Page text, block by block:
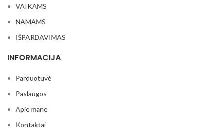
VAIKAMS
NAMAMS
IŠPARDAVIMAS
INFORMACIJA
Parduotuvė
Paslaugos
Apie mane
Kontaktai